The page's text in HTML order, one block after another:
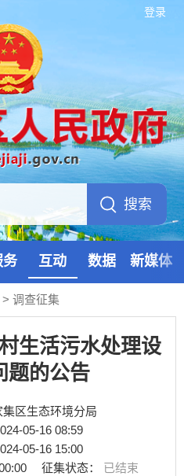
登录
务 互动 数据 新媒体
> 调查征集
生活污水处理设
题的公告
区生态环境分局
05-16 08:59
05-16 15:00
征集状态： 已结束